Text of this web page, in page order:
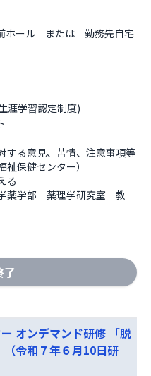
ホール　または　勤務先自宅
涯学習認定制度)
する意見、苦情、注意事項等
保健センター）
る
薬学部　薬理学研究室　教
了
オンデマンド研修 「脱
令和７年６月10日研